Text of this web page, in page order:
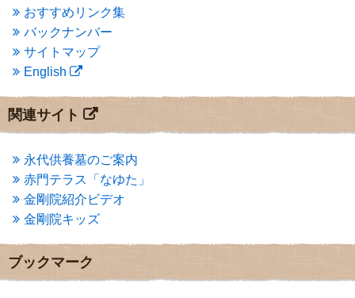
2014年5月 (1)
2014年4月
2014年1月(1)
2013年11月 (4)
2013年10月
2013年8月
(7)
2013年7月
(7)
2013年5月(13)
2013年4月(1)
2013年3月 (4)
2013年2月(6)
2013年1月(6)
2012年12月(7)
2012年11月(7)
2012年10月
おすすめリンク集
バックナンバー
サイトマップ
English
関連サイト
永代供養墓のご案内
赤門テラス「なゆた」
金剛院紹介ビデオ
金剛院キッズ
ブックマーク